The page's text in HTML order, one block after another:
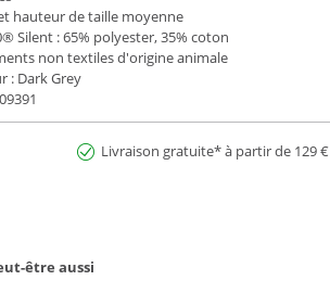
hauteur de taille moyenne
Silent : 65% polyester, 35% coton
non textiles d'origine animale
: Dark Grey
Livraison gratuite* à partir de 129 €
être aussi